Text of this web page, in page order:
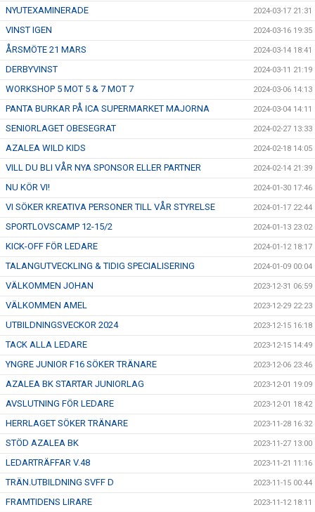
NYUTEXAMINERADE 2024-03-17 21:31
VINST IGEN 2024-03-16 19:35
ÅRSMÖTE 21 MARS 2024-03-14 18:41
DERBYVINST 2024-03-11 21:19
WORKSHOP 5 MOT 5 & 7 MOT 7 2024-03-06 14:13
PANTA BURKAR PÅ ICA SUPERMARKET MAJORNA 2024-03-04 14:11
SENIORLAGET OBESEGRAT 2024-02-27 13:33
AZALEA WILD KIDS 2024-02-18 14:05
VILL DU BLI VÅR NYA SPONSOR ELLER PARTNER 2024-02-14 21:39
NU KÖR VI! 2024-01-30 17:46
VI SÖKER KREATIVA PERSONER TILL VÅR STYRELSE 2024-01-17 22:44
SPORTLOVSCAMP 12-15/2 2024-01-13 23:02
KICK-OFF FÖR LEDARE 2024-01-12 18:17
TALANGUTVECKLING & TIDIG SPECIALISERING 2024-01-09 00:04
VÄLKOMMEN JOHAN 2023-12-31 06:59
VÄLKOMMEN AMEL 2023-12-29 22:23
UTBILDNINGSVECKOR 2024 2023-12-15 16:18
TACK ALLA LEDARE 2023-12-15 14:49
YNGRE JUNIOR F16 SÖKER TRÄNARE 2023-12-06 23:46
AZALEA BK STARTAR JUNIORLAG 2023-12-01 19:09
AVSLUTNING FÖR LEDARE 2023-12-01 18:42
HERRLAGET SÖKER TRÄNARE 2023-11-28 16:32
STÖD AZALEA BK 2023-11-27 13:00
LEDARTRÄFFAR V.48 2023-11-21 11:16
TRÄN.UTBILDNING SVFF D 2023-11-15 00:44
FRAMTIDENS LIRARE 2023-11-12 18:11